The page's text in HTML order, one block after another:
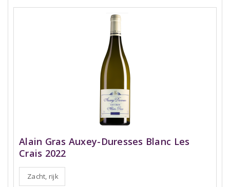
Alain Gras Auxey-Duresses Blanc Les
Crais 2022
Zacht, rijk